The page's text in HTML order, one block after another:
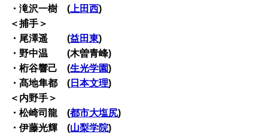
・滝沢一樹 ( 上田西)
＜捕手＞
・尾澤遥 (益田東)
・野中温 (木曽青峰)
・桁谷響己 (生光学園)
・髙地隼都 ( 日本文理)
＜内野手＞
・松崎司龍 (都市大塩尻)
・伊藤光輝 (山梨学院)